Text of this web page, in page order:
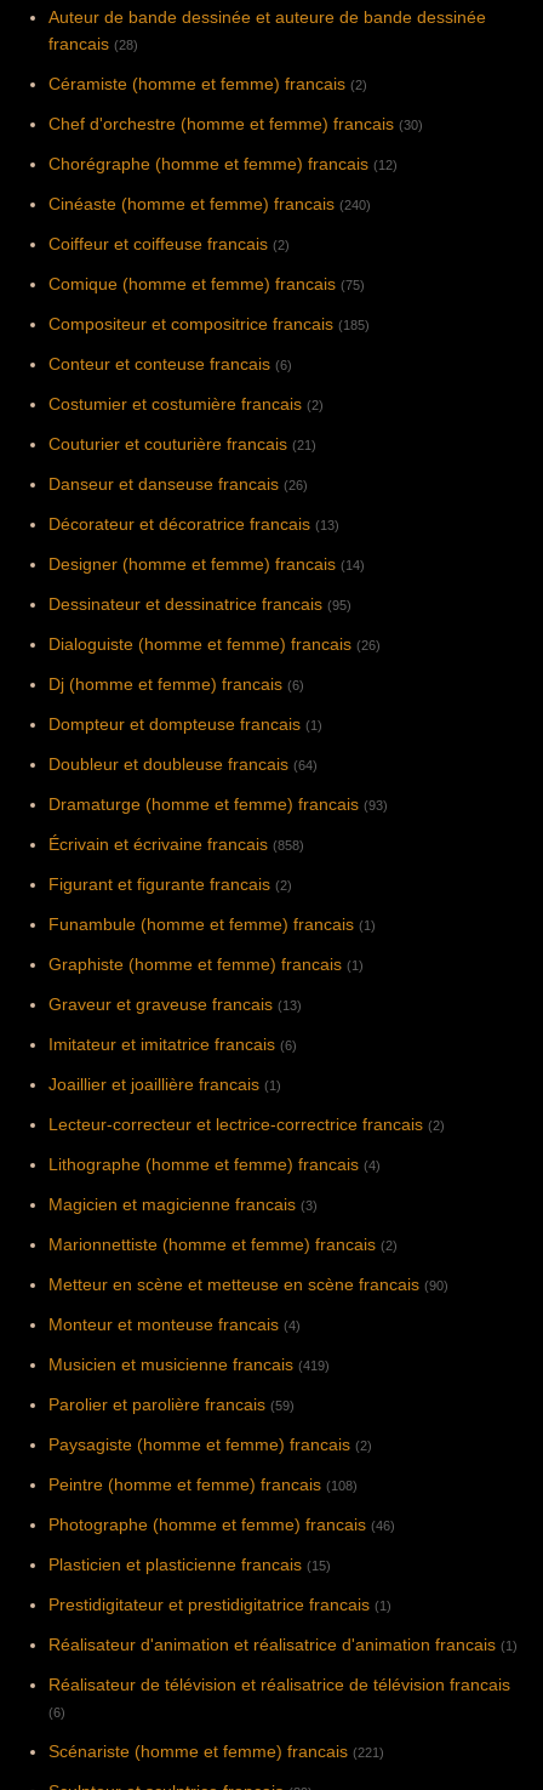
Auteur de bande dessinée et auteure de bande dessinée
francais (28)
Céramiste (homme et femme) francais (2)
Chef d'orchestre (homme et femme) francais (30)
Chorégraphe (homme et femme) francais (12)
Cinéaste (homme et femme) francais (240)
Coiffeur et coiffeuse francais (2)
Comique (homme et femme) francais (75)
Compositeur et compositrice francais (185)
Conteur et conteuse francais (6)
Costumier et costumière francais (2)
Couturier et couturière francais (21)
Danseur et danseuse francais (26)
Décorateur et décoratrice francais (13)
Designer (homme et femme) francais (14)
Dessinateur et dessinatrice francais (95)
Dialoguiste (homme et femme) francais (26)
Dj (homme et femme) francais (6)
Dompteur et dompteuse francais (1)
Doubleur et doubleuse francais (64)
Dramaturge (homme et femme) francais (93)
Écrivain et écrivaine francais (858)
Figurant et figurante francais (2)
Funambule (homme et femme) francais (1)
Graphiste (homme et femme) francais (1)
Graveur et graveuse francais (13)
Imitateur et imitatrice francais (6)
Joaillier et joaillière francais (1)
Lecteur-correcteur et lectrice-correctrice francais (2)
Lithographe (homme et femme) francais (4)
Magicien et magicienne francais (3)
Marionnettiste (homme et femme) francais (2)
Metteur en scène et metteuse en scène francais (90)
Monteur et monteuse francais (4)
Musicien et musicienne francais (419)
Parolier et parolière francais (59)
Paysagiste (homme et femme) francais (2)
Peintre (homme et femme) francais (108)
Photographe (homme et femme) francais (46)
Plasticien et plasticienne francais (15)
Prestidigitateur et prestidigitatrice francais (1)
Réalisateur d'animation et réalisatrice d'animation francais (1)
Réalisateur de télévision et réalisatrice de télévision francais
(6)
Scénariste (homme et femme) francais (221)